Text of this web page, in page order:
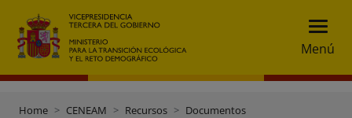
Menú
Home CENEAM Recursos Documentos